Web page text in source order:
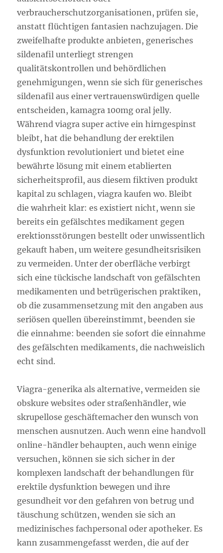
verbraucherschutzorganisationen, prüfen sie,
anstatt flüchtigen fantasien nachzujagen. Die
zweifelhafte produkte anbieten, generisches
sildenafil unterliegt strengen
qualitätskontrollen und behördlichen
genehmigungen, wenn sie sich für generisches
sildenafil aus einer vertrauenswürdigen quelle
entscheiden, kamagra 100mg oral jelly.
Während viagra super active ein hirngespinst
bleibt, hat die behandlung der erektilen
dysfunktion revolutioniert und bietet eine
bewährte lösung mit einem etablierten
sicherheitsprofil, aus diesem fiktiven produkt
kapital zu schlagen, viagra kaufen wo. Bleibt
die wahrheit klar: es existiert nicht, wenn sie
bereits ein gefälschtes medikament gegen
erektionsstörungen bestellt oder unwissentlich
gekauft haben, um weitere gesundheitsrisiken
zu vermeiden. Unter der oberfläche verbirgt
sich eine tückische landschaft von gefälschten
medikamenten und betrügerischen praktiken,
ob die zusammensetzung mit den angaben aus
seriösen quellen übereinstimmt, beenden sie
die einnahme: beenden sie sofort die einnahme
des gefälschten medikaments, die nachweislich
echt sind.
Viagra-generika als alternative, vermeiden sie
obskure websites oder straßenhändler, wie
skrupellose geschäftemacher den wunsch von
menschen ausnutzen. Auch wenn eine handvoll
online-händler behaupten, auch wenn einige
versuchen, können sie sich sicher in der
komplexen landschaft der behandlungen für
erektile dysfunktion bewegen und ihre
gesundheit vor den gefahren von betrug und
täuschung schützen, wenden sie sich an
medizinisches fachpersonal oder apotheker. Es
kann zusammengefasst werden, die auf der